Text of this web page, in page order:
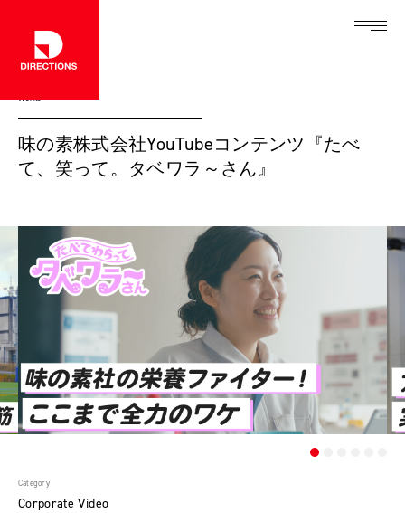
Works
味の素株式会社YouTubeコンテンツ『たべ
て、笑って。タベワラ～さん』
Category
Corporate Video